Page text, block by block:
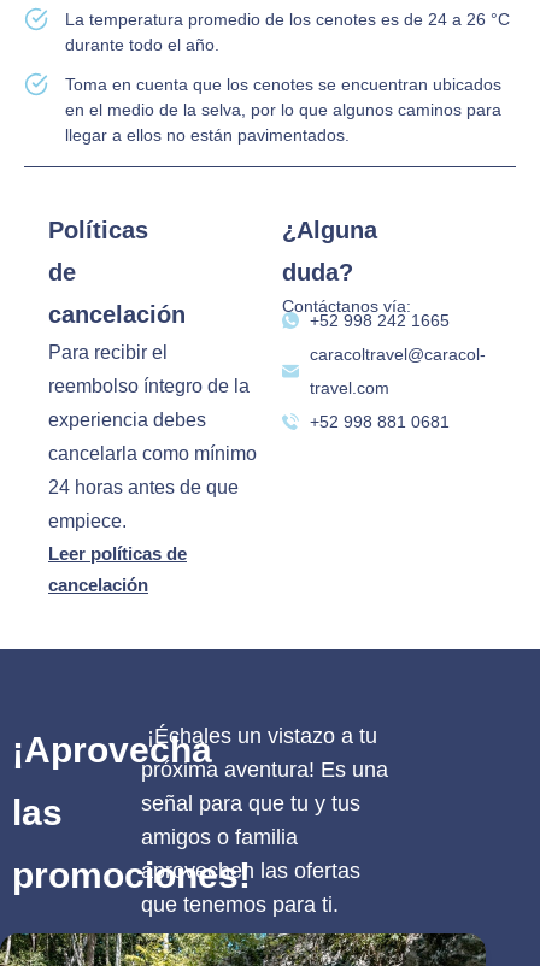
La temperatura promedio de los cenotes es de 24 a 26 °C
durante todo el año.
Toma en cuenta que los cenotes se encuentran ubicados
en el medio de la selva, por lo que algunos caminos para
llegar a ellos no están pavimentados.
Políticas
de
cancelación
Para recibir el
reembolso íntegro de la
experiencia debes
cancelarla como mínimo
24 horas antes de que
empiece.
Leer políticas de
cancelación
¿Alguna
duda?
Contáctanos vía:
‪+52 998 242 1665‬
caracoltravel@caracol-
travel.com
+52 998 881 0681
¡Aprovecha
las
promociones!
¡Échales un vistazo a tu
próxima aventura! Es una
señal para que tu y tus
amigos o familia
aprovechen las ofertas
que tenemos para ti.